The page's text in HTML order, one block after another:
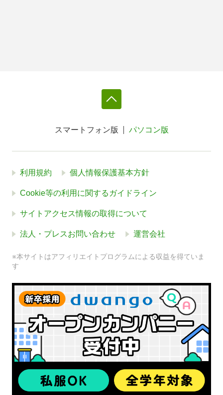
スマートフォン版 パソコン版
利用規約 個人情報保護基本方針
Cookie等の利用に関するガイドライン
サイトアクセス情報の取得について
法人・プレスお問い合わせ 運営会社
※本サイトはアフィリエイトプログラムによる収益を得ていま
す